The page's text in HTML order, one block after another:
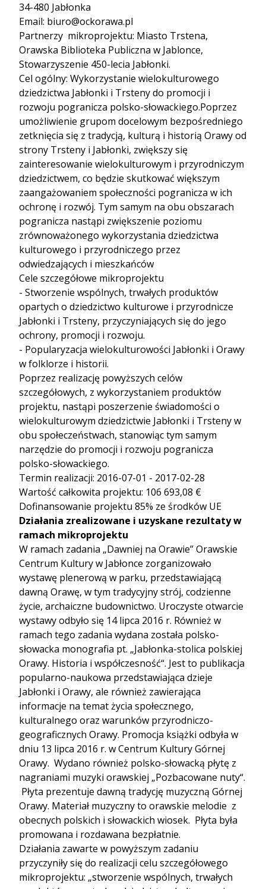
34-480 Jabłonka
Email: biuro@ockorawa.pl
Partnerzy mikroprojektu: Miasto Trstena,
Orawska Biblioteka Publiczna w Jablonce,
Stowarzyszenie 450-lecia Jabłonki.
Cel ogólny: Wykorzystanie wielokulturowego
dziedzictwa Jabłonki i Trsteny do promocji i
rozwoju pogranicza polsko-słowackiego.Poprzez
umożliwienie grupom docelowym bezpośredniego
zetknięcia się z tradycją, kulturą i historią Orawy od
strony Trsteny i Jabłonki, zwiększy się
zainteresowanie wielokulturowym i przyrodniczym
dziedzictwem, co będzie skutkować większym
zaangażowaniem społeczności pogranicza w ich
ochronę i rozwój. Tym samym na obu obszarach
pogranicza nastąpi zwiększenie poziomu
zrównoważonego wykorzystania dziedzictwa
kulturowego i przyrodniczego przez
odwiedzających i mieszkańców
Cele szczegółowe mikroprojektu
- Stworzenie wspólnych, trwałych produktów
opartych o dziedzictwo kulturowe i przyrodnicze
Jabłonki i Trsteny, przyczyniających się do jego
ochrony, promocji i rozwoju.
- Popularyzacja wielokulturowości Jabłonki i Orawy
w folklorze i historii.
Poprzez realizację powyższych celów
szczegółowych, z wykorzystaniem produktów
projektu, nastąpi poszerzenie świadomości o
wielokulturowym dziedzictwie Jabłonki i Trsteny w
obu społeczeństwach, stanowiąc tym samym
narzędzie do promocji i rozwoju pogranicza
polsko-słowackiego.
Termin realizacji: 2016-07-01 - 2017-02-28
Wartość całkowita projektu: 106 693,08 €
Dofinansowanie projektu 85% ze środków UE
Działania zrealizowane i uzyskane rezultaty w
ramach mikroprojektu
W ramach zadania „Dawniej na Orawie” Orawskie
Centrum Kultury w Jabłonce zorganizowało
wystawę plenerową w parku, przedstawiającą
dawną Orawę, w tym tradycyjny strój, codzienne
życie, archaiczne budownictwo. Uroczyste otwarcie
wystawy odbyło się 14 lipca 2016 r. Również w
ramach tego zadania wydana została polsko-
słowacka monografia pt. „Jabłonka-stolica polskiej
Orawy. Historia i współczesność“. Jest to publikacja
popularno-naukowa przedstawiająca dzieje
Jabłonki i Orawy, ale również zawierająca
informacje na temat życia społecznego,
kulturalnego oraz warunków przyrodniczo-
geograficznych Orawy. Promocja książki odbyła w
dniu 13 lipca 2016 r. w Centrum Kultury Górnej
Orawy. Wydano również polsko-słowacką płytę z
nagraniami muzyki orawskiej „Pozbacowane nuty“.
Płyta prezentuje dawną tradycję muzyczną Górnej
Orawy. Materiał muzyczny to orawskie melodie z
obecnych polskich i słowackich wiosek. Płyta była
promowana i rozdawana bezpłatnie.
Działania zawarte w powyższym zadaniu
przyczyniły się do realizacji celu szczegółowego
mikroprojektu: „stworzenie wspólnych, trwałych